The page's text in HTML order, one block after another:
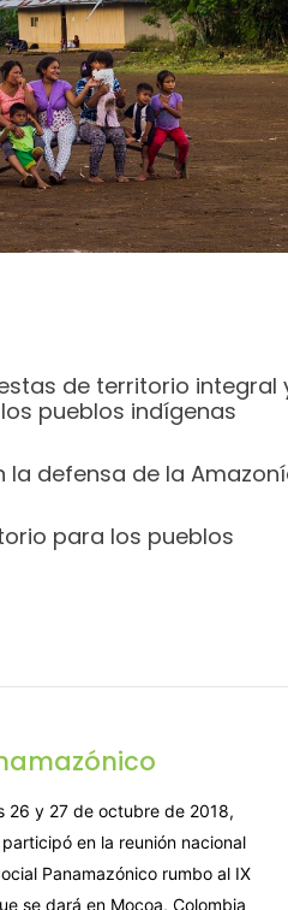
de territorio integral
pueblos indígenas
defensa de la
para los pueblos
26 y 27 de octubre de 2018,
participó en la reunión nacional
Panamazónico rumbo al IX
se dará en Mocoa, Colombia